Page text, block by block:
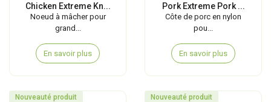
Chicken Extreme Kn...
Noeud à mâcher pour
grand...
En savoir plus
Pork Extreme Pork ...
Côte de porc en nylon
pou...
En savoir plus
Nouveauté produit Nouveauté produit